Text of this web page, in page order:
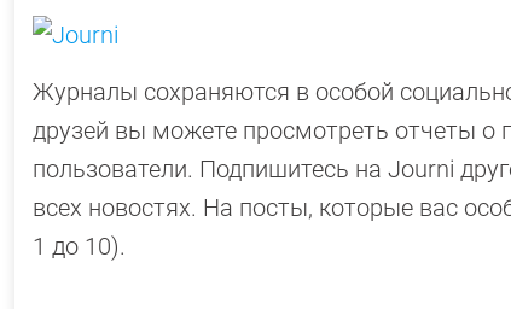
Журналы сохраняются в особой
друзей вы можете просмотреть отчеты о
пользователи. Подпишитесь на Journi
всех новостях. На посты, которые вас
1 до 10).